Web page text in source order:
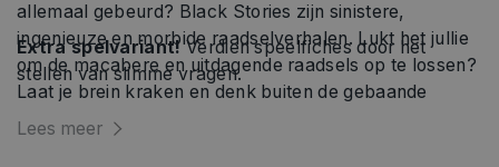
allemaal gebeurd? Black Stories zijn sinistere,
ingenieuze en morbide raadselverhalen. Lukt het jullie
om de macabere en uitda­gende raadsels op te lossen?
Laat je brein kraken en denk buiten de gebaande
paden! Een eigenaardig raadselspel dat in geen enkele
Extra spelvariant!Verdien speelfiches door het
stellen van slimme vragen.
Lees meer